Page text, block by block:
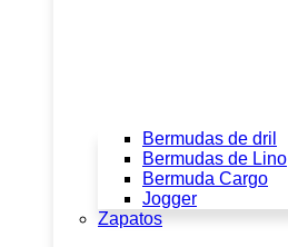
Bermudas de dril
Bermudas de Lino
Bermuda Cargo
Jogger
Zapatos